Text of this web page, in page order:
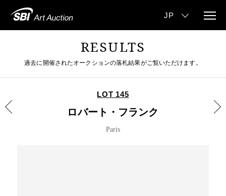
RESULTS
過去に開催されたオークションの落札結果がご覧いただけます。
LOT 145
ロバート・フランク
Paris